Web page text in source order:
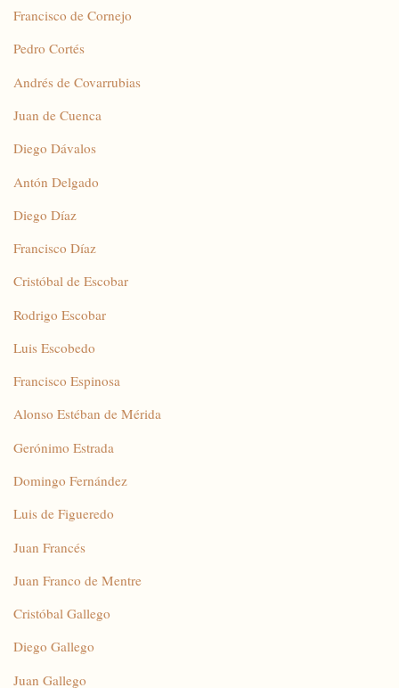
Francisco de Cornejo
Pedro Cortés
Andrés de Covarrubias
Juan de Cuenca
Diego Dávalos
Antón Delgado
Diego Díaz
Francisco Díaz
Cristóbal de Escobar
Rodrigo Escobar
Luis Escobedo
Francisco Espinosa
Alonso Estéban de Mérida
Gerónimo Estrada
Domingo Fernández
Luis de Figueredo
Juan Francés
Juan Franco de Mentre
Cristóbal Gallego
Diego Gallego
Juan Gallego